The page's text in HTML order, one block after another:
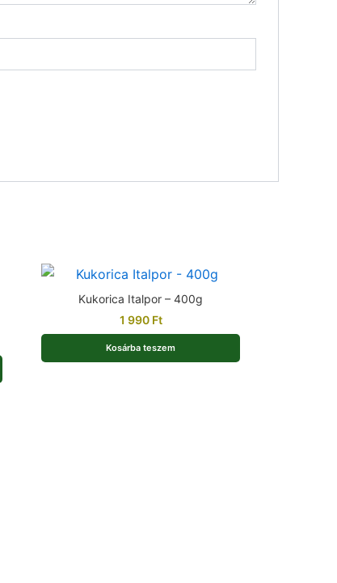
Kukorica Italpor – 400g
1 990 Ft
Kosárba teszem